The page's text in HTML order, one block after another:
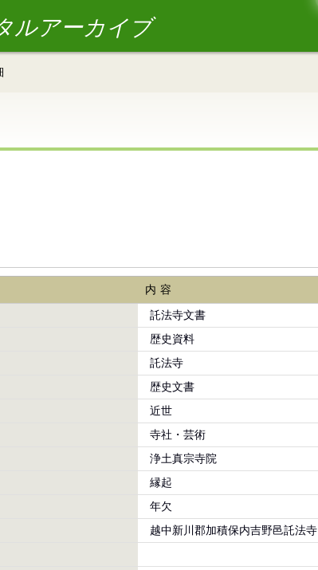
ルアーカイブ
内容
託法寺文書
歴史資料
託法寺
歴史文書
近世
寺社・芸術
浄土真宗寺院
縁起
年欠
越中新川郡加積保内吉野邑託法寺